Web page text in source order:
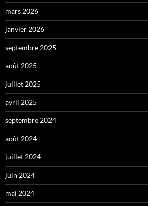
mars 2026
janvier 2026
septembre 2025
août 2025
juillet 2025
avril 2025
septembre 2024
août 2024
juillet 2024
juin 2024
mai 2024